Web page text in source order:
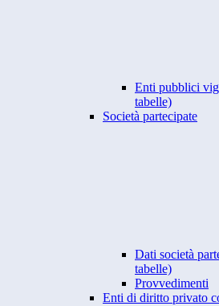
Enti pubblici
tabelle)
Società partecipate
Dati società
tabelle)
Provvedimenti
Enti di diritto privato